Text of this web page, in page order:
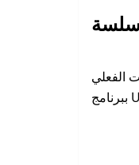
سلسة
الفعلي